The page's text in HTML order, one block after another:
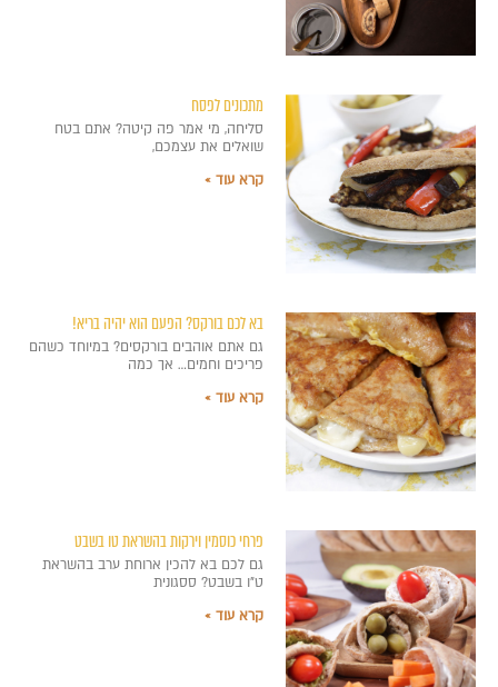
מתכונים לפסח
סליחה, מי אמר פה קיטה? אתם בטח
שואלים את עצמכם,
קרא עוד »
בא לכם בורקס? הפעם הוא יהיה בריא!
גם אתם אוהבים בורקסים? במיוחד כשהם
פריכים וחמים… אך כמה
קרא עוד »
פרחי כוסמין וירקות בהשראת טו בשבט
גם לכם בא להכין ארוחת ערב בהשראת
ט"ו בשבט? ססגונית
קרא עוד »